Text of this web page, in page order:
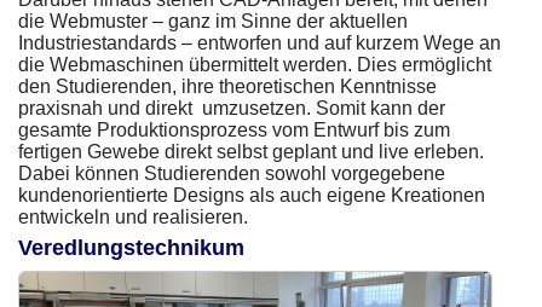
die Webmuster – ganz im Sinne der aktuellen
Industriestandards – entworfen und auf kurzem Wege an
die Webmaschinen übermittelt werden. Dies ermöglicht
den Studierenden, ihre theoretischen Kenntnisse
praxisnah und direkt umzusetzen. Somit kann der
gesamte Produktionsprozess vom Entwurf bis zum
fertigen Gewebe direkt selbst geplant und live erleben.
Dabei können Studierenden sowohl vorgegebene
kundenorientierte Designs als auch eigene Kreationen
entwickeln und realisieren.
Veredlungstechnikum